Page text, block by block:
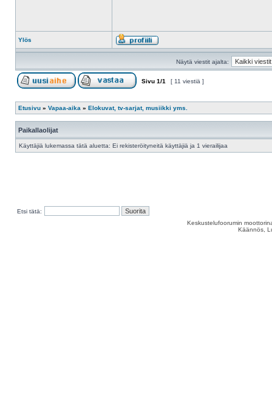
Ylös
Näytä viestit ajalta:
Sivu 1/1 [ 11 viestiä ]
Etusivu » Vapaa-aika » Elokuvat, tv-sarjat, musiikki yms.
Paikallaolijat
Käyttäjiä lukemassa tätä aluetta: Ei rekisteröityneitä käyttäjiä ja 1 vierailijaa
Etsi tätä:
Keskustelufoorumin
Käännös,